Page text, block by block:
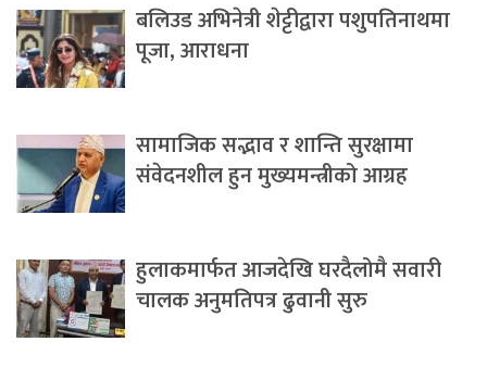
बलिउड अभिनेत्री शेट्टीद्वारा पशुपतिनाथमा
पूजा, आराधना
सामाजिक सद्भाव र शान्ति सुरक्षामा
संवेदनशील हुन मुख्यमन्त्रीको आग्रह
हुलाकमार्फत आजदेखि घरदैलोमै सवारी
चालक अनुमतिपत्र ढुवानी सुरु